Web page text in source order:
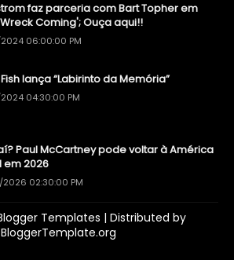
faz parceria com Bart Topher em
Coming'; Ouça aqui!!
2024 06:00:00 PM
lança “Labirinto da Memória”
2024 04:30:00 PM
Paul McCartney pode voltar à América
em 2026
2026 02:30:00 PM
Templates | Distributed by
BloggerTemplate.org